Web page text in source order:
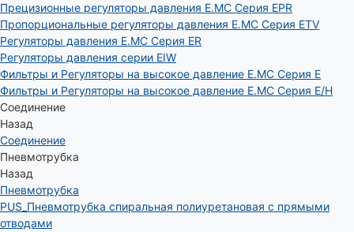
Прецизионные регуляторы давления E.MC Серия EPR
Пропорциональные регуляторы давления E.MC Серия ETV
Регуляторы давления E.MC Серия ER
Регуляторы давления серии EIW
Фильтры и Регуляторы на высокое давление E.MC Серия E
Фильтры и Регуляторы на высокое давление E.MC Серия E/H
Соединение
Назад
Соединение
Пневмотрубка
Назад
Пневмотрубка
PUS_Пневмотрубка спиральная полиуретановая с прямыми
отводами